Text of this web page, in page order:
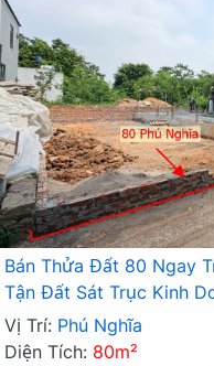
Bán Thửa Đất 80 Ngay
Tận Đất Sát Trục Kinh
Vị Trí: Phú Nghĩa
Diện Tích: 80m²